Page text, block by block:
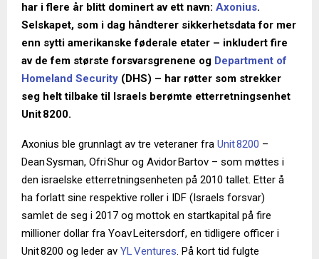
har i flere år blitt dominert av ett navn: Axonius.
Selskapet, som i dag håndterer sikkerhetsdata for mer
enn sytti amerikanske føderale etater – inkludert fire
av de fem største forsvarsgrenene og Department of
Homeland Security (DHS) – har røtter som strekker
seg helt tilbake til Israels berømte etterretningsenhet
Unit 8200.
Axonius ble grunnlagt av tre veteraner fra Unit 8200 –
Dean Sysman, Ofri Shur og Avidor Bartov – som møttes i
den israelske etterretningsenheten på 2010 tallet. Etter å
ha forlatt sine respektive roller i IDF (Israels forsvar)
samlet de seg i 2017 og mottok en startkapital på fire
millioner dollar fra Yoav Leitersdorf, en tidligere officer i
Unit 8200 og leder av YL Ventures. På kort tid fulgte